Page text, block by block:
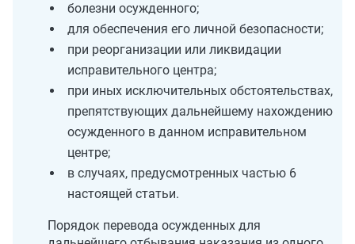
болезни осужденного;
для обеспечения его личной безопасности;
при реорганизации или ликвидации
исправительного центра;
при иных исключительных обстоятельствах,
препятствующих дальнейшему нахождению
осужденного в данном исправительном
центре;
в случаях, предусмотренных частью 6
настоящей статьи.
Порядок перевода осужденных для